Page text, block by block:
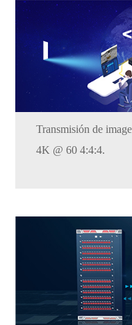
Transmisión de
4K @ 60 4:4:4.